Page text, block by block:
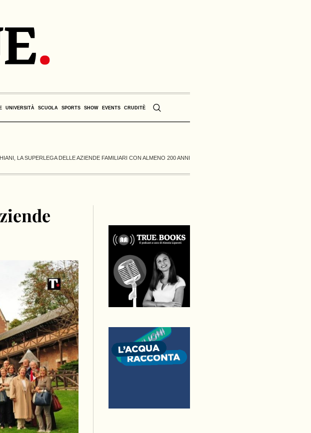
UNIVERSITÀ SCUOLA SPORTS SHOW EVENTS CRUDITÈ
LA SUPERLEGA DELLE AZIENDE FAMILIARI CON ALMENO 200 ANNI